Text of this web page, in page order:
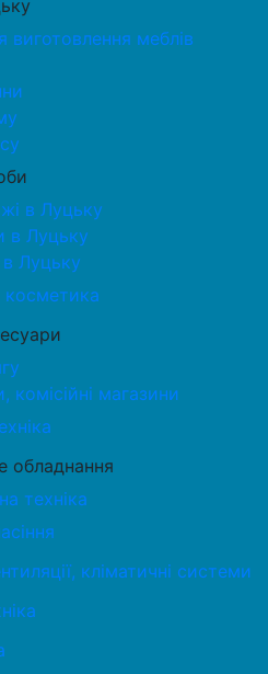
виготовлення меблів
в Луцьку
в Луцьку
Луцьку
косметика
комісійні магазини
обладнання
техніка
кліматичні системи